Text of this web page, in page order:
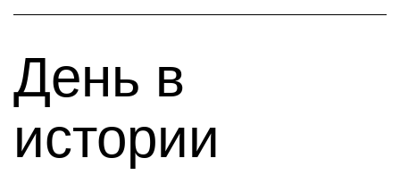
День в
истории